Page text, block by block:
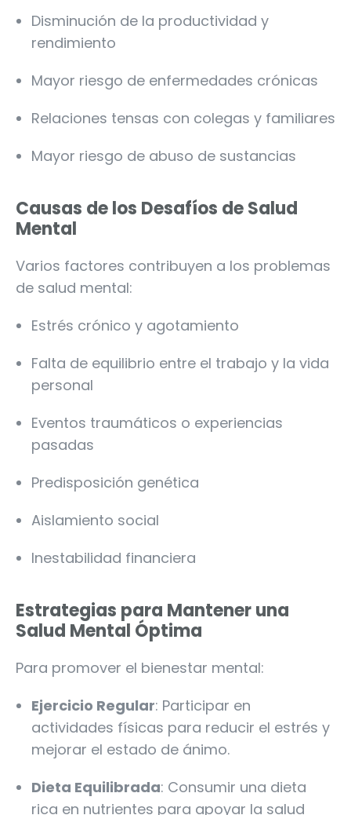
Disminución de la productividad y
rendimiento
Mayor riesgo de enfermedades crónicas
Relaciones tensas con colegas y familiares
Mayor riesgo de abuso de sustancias
Causas de los Desafíos de Salud
Mental
Varios factores contribuyen a los problemas
de salud mental:
Estrés crónico y agotamiento
Falta de equilibrio entre el trabajo y la vida
personal
Eventos traumáticos o experiencias
pasadas
Predisposición genética
Aislamiento social
Inestabilidad financiera
Estrategias para Mantener una
Salud Mental Óptima
Para promover el bienestar mental:
Ejercicio Regular: Participar en
actividades físicas para reducir el estrés y
mejorar el estado de ánimo.
Dieta Equilibrada: Consumir una dieta
rica en nutrientes para apoyar la salud